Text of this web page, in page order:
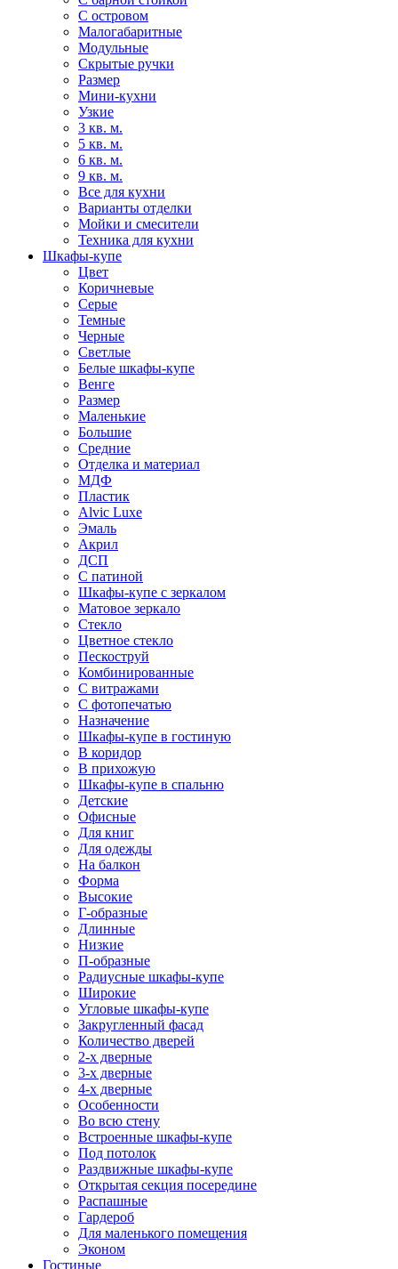
С островом
Малогабаритные
Модульные
Скрытые ручки
Размер
Мини-кухни
Узкие
3 кв. м.
5 кв. м.
6 кв. м.
9 кв. м.
Все для кухни
Варианты отделки
Мойки и смесители
Техника для кухни
Шкафы-купе
Цвет
Коричневые
Серые
Темные
Черные
Светлые
Белые шкафы-купе
Венге
Размер
Маленькие
Большие
Средние
Отделка и материал
МДФ
Пластик
Alvic Luxe
Эмаль
Акрил
ДСП
С патиной
Шкафы-купе с зеркалом
Матовое зеркало
Стекло
Цветное стекло
Пескоструй
Комбинированные
С витражами
С фотопечатью
Назначение
Шкафы-купе в гостиную
В коридор
В прихожую
Шкафы-купе в спальню
Детские
Офисные
Для книг
Для одежды
На балкон
Форма
Высокие
Г-образные
Длинные
Низкие
П-образные
Радиусные шкафы-купе
Широкие
Угловые шкафы-купе
Закругленный фасад
Количество дверей
2-х дверные
3-х дверные
4-х дверные
Особенности
Во всю стену
Встроенные шкафы-купе
Под потолок
Раздвижные шкафы-купе
Открытая секция посередине
Распашные
Гардероб
Для маленького помещения
Эконом
Гостиные